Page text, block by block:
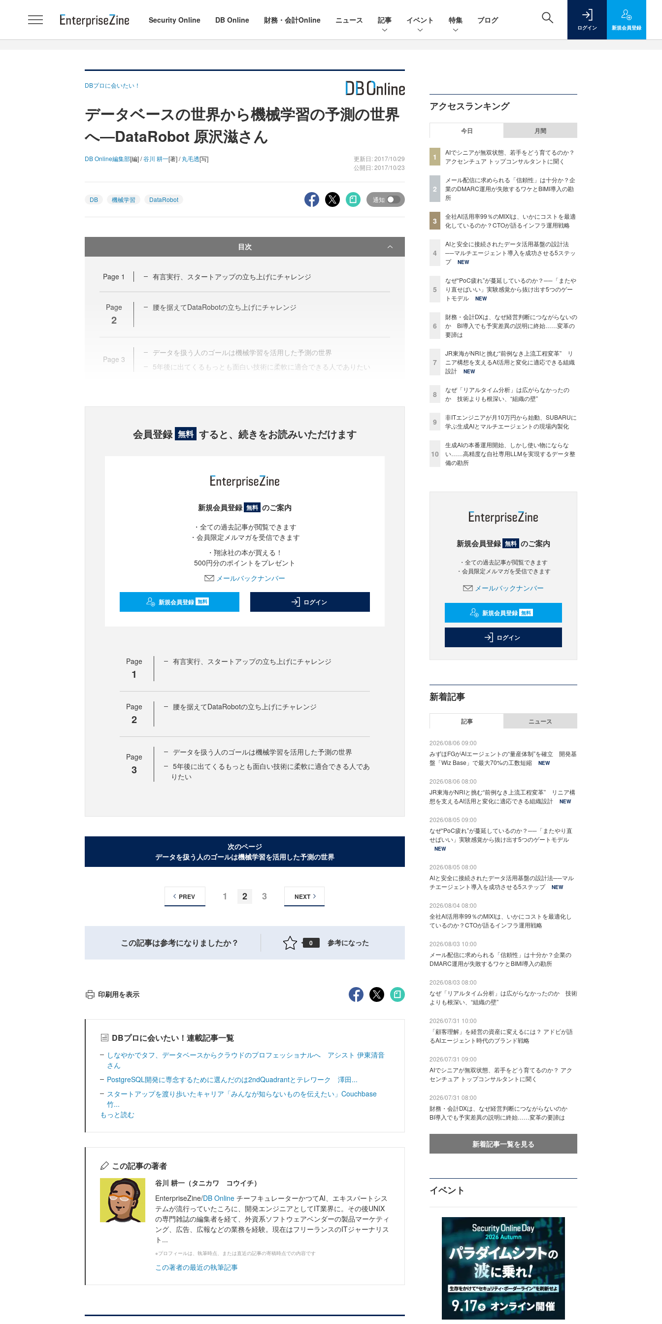
Security Online DB Online 財務・会計Online ニュース 記事 イベント 特集 ブログ
ログイン 新規会員登録
DBプロに会いたい！
データベースの世界から機械学習の予測の世界
へ―DataRobot 原沢滋さん
DB Online編集部[編] /谷川 耕一[著] /丸毛透[写]
更新日: 2017/10/29
公開日: 2017/10/23
DB 機械学習 DataRobot 通知
目次
Page 1 有言実行、スタートアップの立ち上げにチャレンジ
Page
2
腰を据えてDataRobotの立ち上げにチャレンジ
Page 3
データを扱う人のゴールは機械学習を活用した予測の世界
5年後に出てくるもっとも面白い技術に柔軟に適合できる人でありたい
会員登録 無料 すると、続きをお読みいただけます
新規会員登録 無料 のご案内
・全ての過去記事が閲覧できます
・会員限定メルマガを受信できます
・翔泳社の本が買える！
500円分のポイントをプレゼント
メールバックナンバー
新規会員登録 無料 ログイン
Page
1
有言実行、スタートアップの立ち上げにチャレンジ
Page
2
腰を据えてDataRobotの立ち上げにチャレンジ
Page
3
データを扱う人のゴールは機械学習を活用した予測の世界
5年後に出てくるもっとも面白い技術に柔軟に適合できる人であ
りたい
次のページ
データを扱う人のゴールは機械学習を活用した予測の世界
1 2 3
PREV NEXT
この記事は参考になりましたか？ 0 参考になった
印刷用を表示
DBプロに会いたい！連載記事一覧
しなやかでタフ、データベースからクラウドのプロフェッショナルへ アシスト 伊東清音
さん
PostgreSQL開発に専念するために選んだのは2ndQuadrantとテレワーク 澤田...
スタートアップを渡り歩いたキャリア「みんなが知らないものを伝えたい」Couchbase
竹...
もっと読む
この記事の著者
谷川 耕一（タニカワ コウイチ）
EnterpriseZine/DB Online チーフキュレーターかつてAI、エキスパートシス
テムが流行っていたころに、開発エンジニアとしてIT業界に。その後UNIX
の専門雑誌の編集者を経て、外資系ソフトウェアベンダーの製品マーケティ
ング、広告、広報などの業務を経験。現在はフリーランスのITジャーナリス
ト...
※プロフィールは、執筆時点、または直近の記事の寄稿時点での内容です
この著者の最近の執筆記事
アクセスランキング
今日 月間
1
AIでシニアが無双状態、若手をどう育てるのか？
アクセンチュア トップコンサルタントに聞く
2
メール配信に求められる「信頼性」は十分か？企
業のDMARC運用が失敗するワケとBIMI導入の勘
所
3
全社AI活用率99％のMIXIは、いかにコストを最適
化しているのか？CTOが語るインフラ運用戦略
4
AIと安全に接続されたデータ活用基盤の設計法
──マルチエージェント導入を成功させる5ステッ
プ
NEW
5
なぜ“PoC疲れ”が蔓延しているのか？──「またや
り直せばいい」実験感覚から抜け出す5つのゲー
トモデル
NEW
6
財務・会計DXは、なぜ経営判断につながらないの
か BI導入でも予実差異の説明に終始……変革の
要諦は
7
JR東海がNRIと挑む“前例なき上流工程変革” リ
ニア構想を支えるAI活用と変化に適応できる組織
設計
NEW
8
なぜ「リアルタイム分析」は広がらなかったの
か 技術よりも根深い、“組織の壁”
9
非ITエンジニアが月10万円から始動、SUBARUに
学ぶ生成AIとマルチエージェントの現場内製化
10
生成AIの本番運用開始、しかし使い物にならな
い……高精度な自社専用LLMを実現するデータ整
備の勘所
新規会員登録 無料 のご案内
・全ての過去記事が閲覧できます
・会員限定メルマガを受信できます
メールバックナンバー
新規会員登録 無料
ログイン
新着記事
記事 ニュース
2026/08/06 09:00
みずほFGがAIエージェントの“量産体制”を確立 開発基
盤「Wiz Base」で最大70%の工数短縮
NEW
2026/08/06 08:00
JR東海がNRIと挑む“前例なき上流工程変革” リニア構
想を支えるAI活用と変化に適応できる組織設計
NEW
2026/08/05 09:00
なぜ“PoC疲れ”が蔓延しているのか？──「またやり直
せばいい」実験感覚から抜け出す5つのゲートモデル
NEW
2026/08/05 08:00
AIと安全に接続されたデータ活用基盤の設計法──マル
チエージェント導入を成功させる5ステップ
NEW
2026/08/04 08:00
全社AI活用率99％のMIXIは、いかにコストを最適化し
ているのか？CTOが語るインフラ運用戦略
2026/08/03 10:00
メール配信に求められる「信頼性」は十分か？企業の
DMARC運用が失敗するワケとBIMI導入の勘所
2026/08/03 08:00
なぜ「リアルタイム分析」は広がらなかったのか 技術
よりも根深い、“組織の壁”
2026/07/31 10:00
「顧客理解」を経営の資産に変えるには？ アドビが語
るAIエージェント時代のブランド戦略
2026/07/31 09:00
AIでシニアが無双状態、若手をどう育てるのか？ アク
センチュア トップコンサルタントに聞く
2026/07/31 08:00
財務・会計DXは、なぜ経営判断につながらないのか
BI導入でも予実差異の説明に終始……変革の要諦は
新着記事一覧を見る
イベント